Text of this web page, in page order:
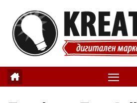
content